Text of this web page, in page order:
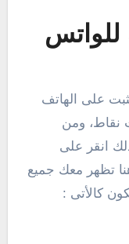
للواتس
على الهاتف
نقاط، ومن
انقر على
تظهر معك جميع
كالأتى :